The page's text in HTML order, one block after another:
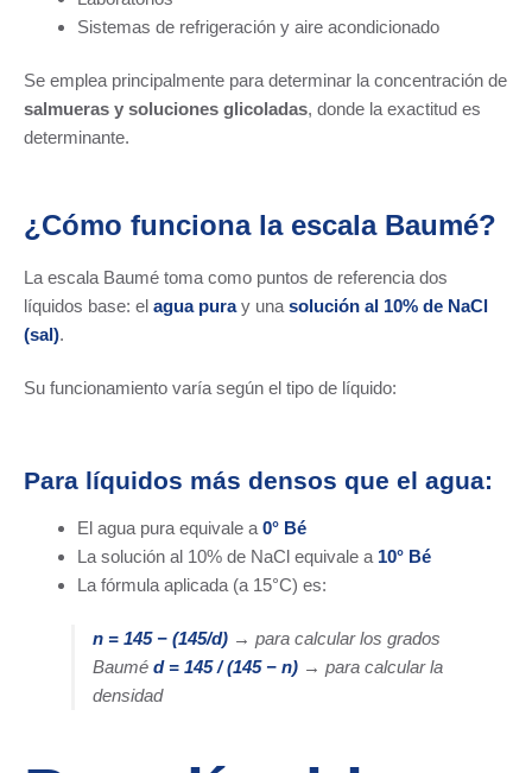
Sistemas de refrigeración y aire acondicionado
Se emplea principalmente para determinar la concentración de
salmueras y soluciones glicoladas, donde la exactitud es
determinante.
¿Cómo funciona la escala Baumé?
La escala Baumé toma como puntos de referencia dos
líquidos base: el agua puray una solución al 10% de NaCl
(sal).
Su funcionamiento varía según el tipo de líquido:
Para líquidos más densos que el agua:
El agua pura equivale a 0° Bé
La solución al 10% de NaCl equivale a 10° Bé
La fórmula aplicada (a 15°C) es:
n = 145 − (145/d) → para calcular los grados
Baumé d = 145 / (145 − n) → para calcular la
densidad